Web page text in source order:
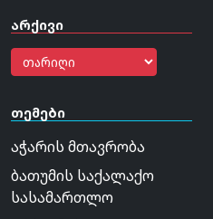
არქივი
თემები
აჭარის მთავრობა
ბათუმის საქალაქო
სასამართლო